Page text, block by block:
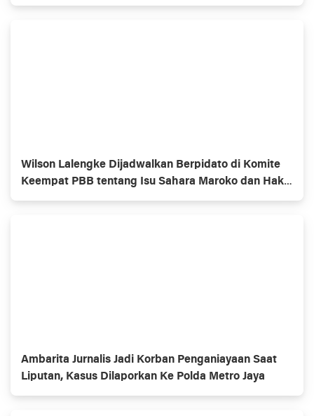
Wilson Lalengke Dijadwalkan Berpidato di Komite
Keempat PBB tentang Isu Sahara Maroko dan Hak
Asasi Manusia
Ambarita Jurnalis Jadi Korban Penganiayaan Saat
Liputan, Kasus Dilaporkan Ke Polda Metro Jaya